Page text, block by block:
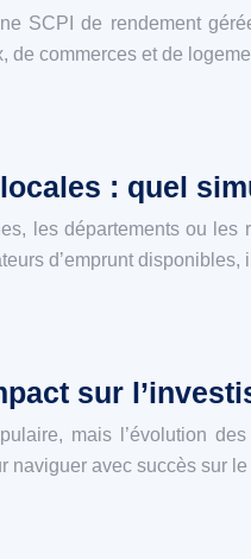
SCPI de rendement
de commerces et de
: quel
les départements ou
d’emprunt
sur
mais l’évolution
naviguer avec succès sur